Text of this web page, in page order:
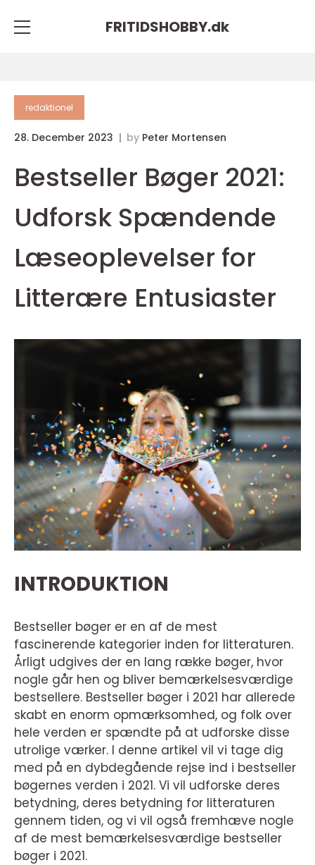
FRITIDSHOBBY.dk
redaktionel
28. December 2023 by Peter Mortensen
Bestseller Bøger 2021:
Udforsk Spændende
Læseoplevelser for
Litterære Entusiaster
INTRODUKTION
Bestseller bøger er en af de mest
fascinerende kategorier inden for litteraturen.
Årligt udgives der en lang række bøger, hvor
nogle går hen og bliver bemærkelsesværdige
bestsellere. Bestseller bøger i 2021 har allerede
skabt en enorm opmærksomhed, og folk over
hele verden er spændte på at udforske disse
utrolige værker. I denne artikel vil vi tage dig
med på en dybdegående rejse ind i bestseller
bøgernes verden i 2021. Vi vil udforske deres
betydning, deres betydning for litteraturen
gennem tiden, og vi vil også fremhæve nogle
af de mest bemærkelsesværdige bestseller
bøger i 2021.